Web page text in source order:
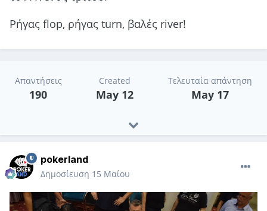
Ρήγας flop, ρήγας turn, βαλές river!
Απαντήσεις
190
Created
May 12
Τελευταία απάντηση
May 17
pokerland
Δημοσίευση 15 Μαίου